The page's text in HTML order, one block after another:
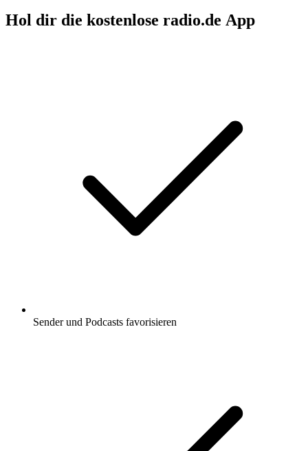
Hol dir die kostenlose radio.de App
Sender und Podcasts favorisieren